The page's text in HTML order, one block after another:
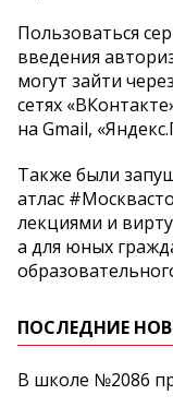
Пользоваться
введения
могут зайти
сетях
на Gmail,
Также были
атлас
лекциями и
а для юных
ПОСЛЕДНИЕ
В школе №2086